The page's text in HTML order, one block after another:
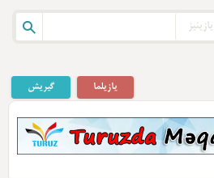
گیریش یازیلما